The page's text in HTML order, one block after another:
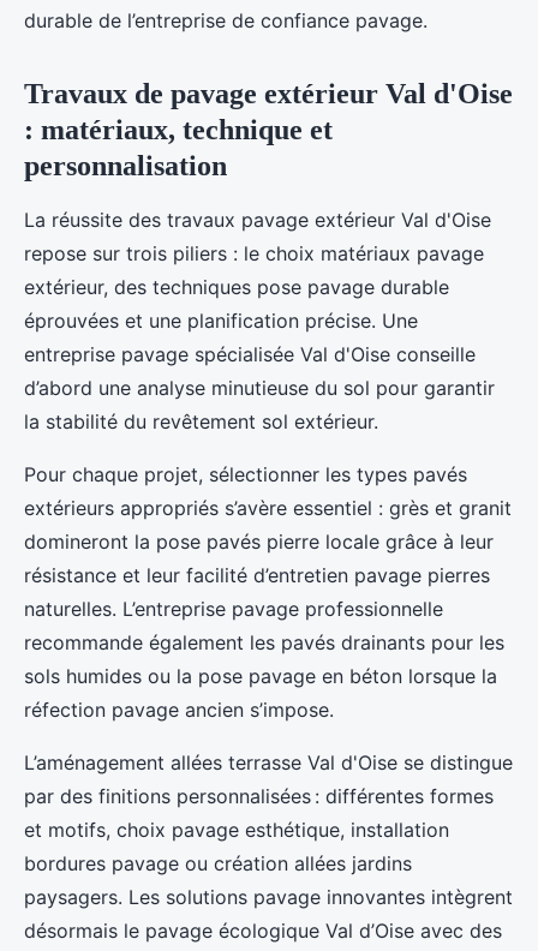
durable de l’entreprise de confiance pavage.
Travaux de pavage extérieur Val d'Oise
: matériaux, technique et
personnalisation
La réussite des travaux pavage extérieur Val d'Oise
repose sur trois piliers : le choix matériaux pavage
extérieur, des techniques pose pavage durable
éprouvées et une planification précise. Une
entreprise pavage spécialisée Val d'Oise conseille
d’abord une analyse minutieuse du sol pour garantir
la stabilité du revêtement sol extérieur.
Pour chaque projet, sélectionner les types pavés
extérieurs appropriés s’avère essentiel : grès et granit
domineront la pose pavés pierre locale grâce à leur
résistance et leur facilité d’entretien pavage pierres
naturelles. L’entreprise pavage professionnelle
recommande également les pavés drainants pour les
sols humides ou la pose pavage en béton lorsque la
réfection pavage ancien s’impose.
L’aménagement allées terrasse Val d'Oise se distingue
par des finitions personnalisées : différentes formes
et motifs, choix pavage esthétique, installation
bordures pavage ou création allées jardins
paysagers. Les solutions pavage innovantes intègrent
désormais le pavage écologique Val d’Oise avec des